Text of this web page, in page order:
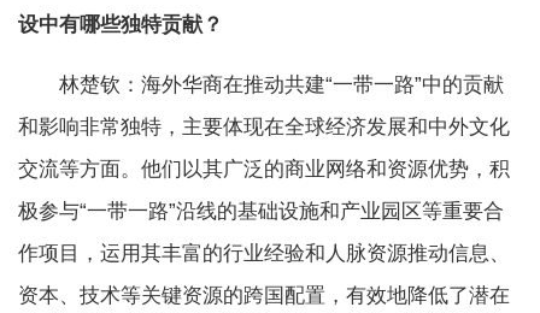
设中有哪些独特贡献？
林楚钦：海外华商在推动共建“一带一路”中的贡献
和影响非常独特，主要体现在全球经济发展和中外文化
交流等方面。他们以其广泛的商业网络和资源优势，积
极参与“一带一路”沿线的基础设施和产业园区等重要合
作项目，运用其丰富的行业经验和人脉资源推动信息、
资本、技术等关键资源的跨国配置，有效地降低了潜在